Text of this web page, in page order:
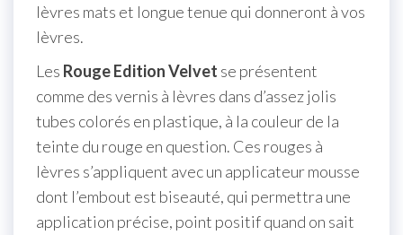
lèvres mats et longue tenue qui donneront à vos
lèvres.
Les Rouge Edition Velvet se présentent
comme des vernis à lèvres dans d’assez jolis
tubes colorés en plastique, à la couleur de la
teinte du rouge en question. Ces rouges à
lèvres s’appliquent avec un applicateur mousse
dont l’embout est biseauté, qui permettra une
application précise, point positif quand on sait